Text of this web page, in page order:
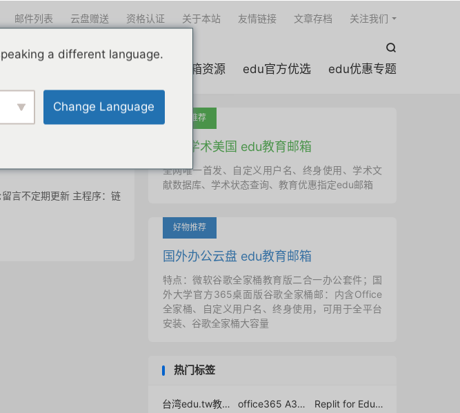

edu邮箱资源 edu官方优选 edu优惠专题
邮件列表 云盘赠送 资格认证 关于本站 友情链接 文章存档 关注我们
共 1 篇文章
言不定期更新 主程序：链
吐血推荐
国外学术美国 edu教育邮箱
全网唯一首发、自定义用户名、终身使用、学术文
献数据库、学术状态查询、教育优惠指定edu邮箱
好物推荐
国外办公云盘 edu教育邮箱
特点：微软谷歌全家桶教育版二合一办公套件；国
外大学官方365桌面版谷歌全家桶邮：内含Office
全家桶、自定义用户名、终身使用，可用于全平台
安装、谷歌全家桶大容量
热门标签
台湾edu.tw教育邮箱申请 office365 A3/A5许可证可免费用Copilot
Replit for Education
a different language.
Change Language